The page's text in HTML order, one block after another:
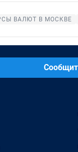
ВАЛЮТ В МОСКВЕ